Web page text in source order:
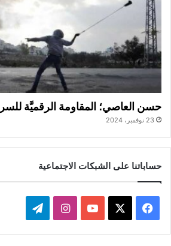
حسن العاصي؛ المقاومة الرقميَّة
23 نوفمبر، 2024
حساباتنا على الشبكات الاجتماعية
ي
X
Y
ن
ي